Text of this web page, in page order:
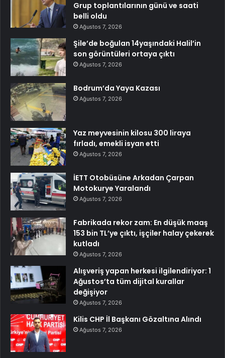
Grup toplantılarının günü ve saati
belli oldu
Ağustos 7, 2026
Şile’de boğulan 14yaşındaki Halil’in
son görüntüleri ortaya çıktı
Ağustos 7, 2026
Bodrum’da Yaya Kazası
Ağustos 7, 2026
Yaz meyvesinin kilosu 300 liraya
fırladı, emekli isyan etti
Ağustos 7, 2026
İETT Otobüsüne Arkadan Çarpan
Motokurye Yaralandı
Ağustos 7, 2026
Fabrikada rekor zam: En düşük maaş
153 bin TL’ye çıktı, işçiler halay çekerek
kutladı
Ağustos 7, 2026
Alışveriş yapan herkesi ilgilendiriyor: 1
Ağustos’ta tüm dijital kurallar
değişiyor
Ağustos 7, 2026
Kilis CHP İl Başkanı Gözaltına Alındı
Ağustos 7, 2026